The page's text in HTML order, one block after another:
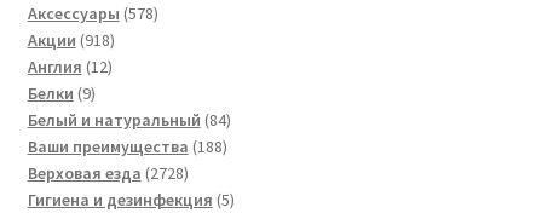
товара
Аксессуары 578578
Акции 918918
товаров
Англия 1212
Белки 99
товаров
Белый и натуральный 8484
товара
Ваши преимущества 188188
Верховая езда 27282728
товаров
Гигиена и дезинфекция 55